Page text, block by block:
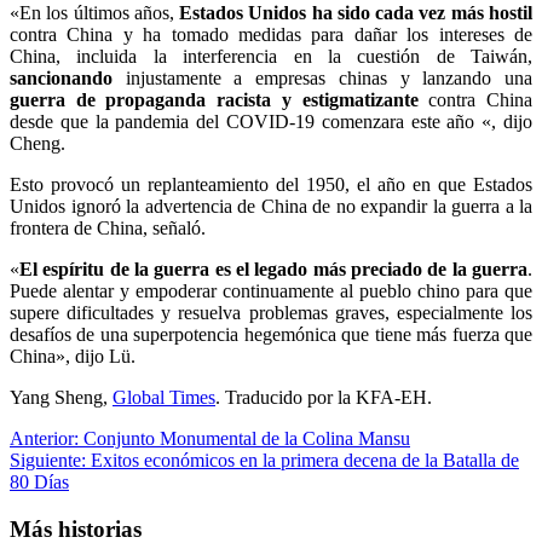
«En los últimos años,Estados Unidos ha sido cada vez más hostil
contra China y ha tomado medidas para dañar los intereses de
China, incluida la interferencia en la cuestión de Taiwán,
sancionando injustamente a empresas chinas y lanzando una
guerra de propaganda racista y estigmatizantecontra China
desde que la pandemia del COVID-19 comenzara este año «, dijo
Cheng.
Esto provocó un replanteamiento del 1950, el año en que Estados
Unidos ignoró la advertencia de China de no expandir la guerra a la
frontera de China, señaló.
«El espíritu de la guerra es el legado más preciado de la guerra.
Puede alentar y empoderar continuamente al pueblo chino para que
supere dificultades y resuelva problemas graves, especialmente los
desafíos de una superpotencia hegemónica que tiene más fuerza que
China», dijo Lü.
Yang Sheng, Global Times. Traducido por la KFA-EH.
Navegación
de
Anterior: Conjunto Monumental de la Colina Mansu
Siguiente: Exitos económicos en la primera decena de la Batalla de
80 Días
Más historias